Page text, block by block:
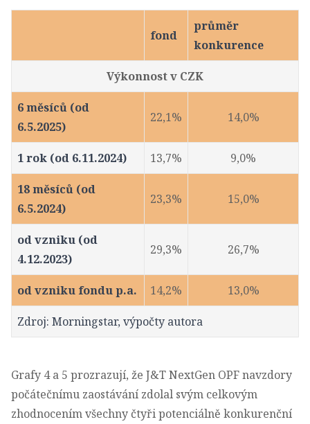
fond
průměr
konkurence
Výkonnost v CZK
6 měsíců (od
6.5.2025)
22,1% 14,0%
1 rok (od 6.11.2024) 13,7% 9,0%
18 měsíců (od
6.5.2024)
23,3% 15,0%
od vzniku (od
4.12.2023)
29,3% 26,7%
od vzniku fondu p.a. 14,2% 13,0%
Zdroj: Morningstar, výpočty autora
Grafy 4 a 5 prozrazují, že J&T NextGen OPF navzdory
počátečnímu zaostávání zdolal svým celkovým
zhodnocením všechny čtyři potenciálně konkurenční